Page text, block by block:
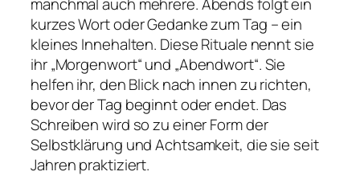
manchmal auch mehrere. Abends folgt ein
kurzes Wort oder Gedanke zum Tag – ein
kleines Innehalten. Diese Rituale nennt sie
ihr „Morgenwort“ und „Abendwort“. Sie
helfen ihr, den Blick nach innen zu richten,
bevor der Tag beginnt oder endet. Das
Schreiben wird so zu einer Form der
Selbstklärung und Achtsamkeit, die sie seit
Jahren praktiziert.